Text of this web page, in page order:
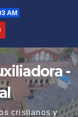
AM
-
cristianos y